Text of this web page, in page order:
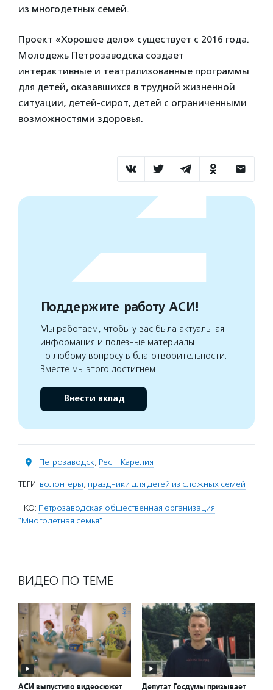
из многодетных семей.
Проект «Хорошее дело» существует с 2016 года.
Молодежь Петрозаводска создает
интерактивные и театрализованные программы
для детей, оказавшихся в трудной жизненной
ситуации, детей-сирот, детей с ограниченными
возможностями здоровья.
Поддержите работу АСИ!
Мы работаем, чтобы у вас была актуальная
информация и полезные материалы
по любому вопросу в благотворительности.
Вместе мы этого достигнем
Внести вклад
Петрозаводск, Респ. Карелия
ТЕГИ: волонтеры, праздники для детей из сложных семей
НКО: Петрозаводская общественная организация
"Многодетная семья"
ВИДЕО ПО ТЕМЕ
АСИ выпустило видеосюжет Депутат Госдумы призывает